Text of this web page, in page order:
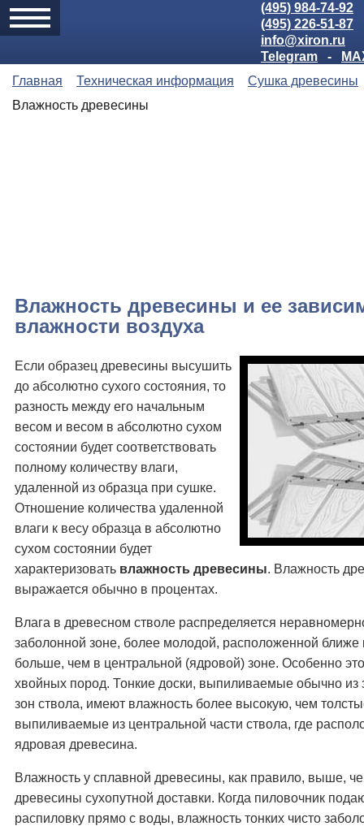
(495) 984-74-92
(495) 226-51-87
info@xiron.ru
Telegram
-
Главная
Техническая информация
Сушка древесины
Влажность древесины
Влажность древесины и ее
влажности воздуха
Если образец древесины высушить
до абсолютно сухого состояния, то
разность между его начальным
весом и весом в абсолютно сухом
состоянии будет соответствовать
полному количеству влаги,
удаленной из образца при сушке.
Отношение количества удаленной
влаги к весу образца в абсолютно
сухом состоянии будет
характеризовать влажность древесины. Влажность
выражается обычно в процентах.
Влага в древесном стволе распределяется
заболонной зоне, более молодой, расположенной ближе
больше, чем в центральной (ядровой) зоне. Особенно
хвойных пород. Тонкие доски, выпиливаемые обычно из
зон ствола, имеют влажность более высокую, чем
выпиливаемые из центральной части ствола, где
ядровая древесина.
Влажность у сплавной древесины, как правило, выше,
древесины сухопутной доставки. Когда пиловочник
распиловку прямо с воды, влажность тонких чисто